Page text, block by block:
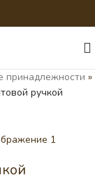
принадлежности »
ручкой